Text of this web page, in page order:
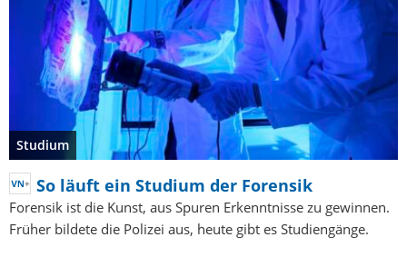
Studium
So läuft ein Studium der Forensik
Forensik ist die Kunst, aus Spuren Erkenntnisse zu gewinnen.
Früher bildete die Polizei aus, heute gibt es Studiengänge.